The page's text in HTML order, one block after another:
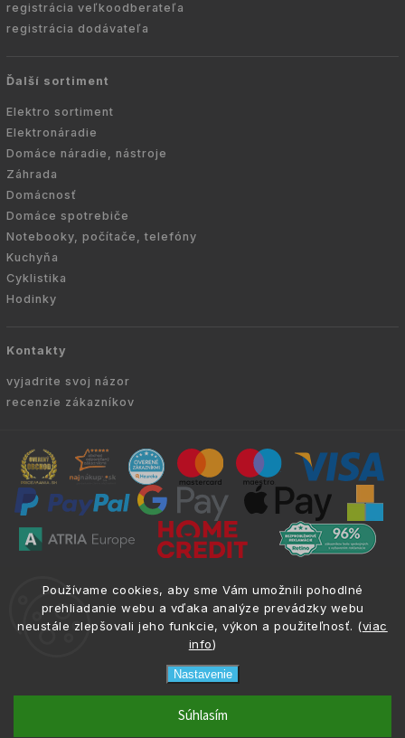
Používame cookies, aby sme Vám umožnili pohodlné
prehliadanie webu a vďaka analýze prevádzky webu
neustále zlepšovali jeho funkcie, výkon a použiteľnosť. (viac
info)
Nastavenie
Súhlasím
registrácia veľkoodberateľa
registrácia dodávateľa
Ďalší sortiment
Elektro sortiment
Elektronáradie
Domáce náradie, nástroje
Záhrada
Domácnosť
Domáce spotrebiče
Notebooky, počítače, telefóny
Kuchyňa
Cyklistika
Hodinky
Kontakty
vyjadrite svoj názor
recenzie zákazníkov
Všetky práva vyhradené.
0917 133 662
Odporučený